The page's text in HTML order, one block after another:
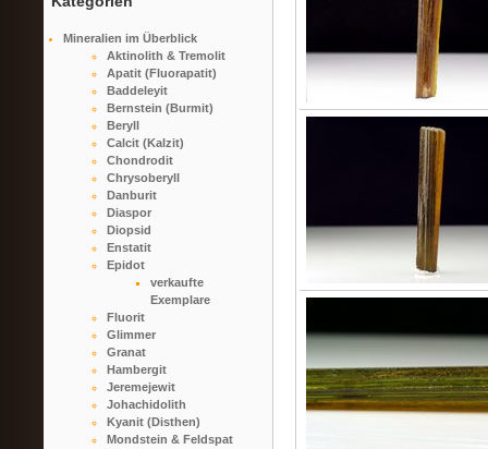
Mineralien im Überblick
Aktinolith & Tremolit
Apatit (Fluorapatit)
Baddeleyit
Bernstein (Burmit)
Beryll
Calcit (Kalzit)
Chondrodit
Chrysoberyll
Danburit
Diaspor
Diopsid
Enstatit
Epidot
verkaufte
Exemplare
Fluorit
Glimmer
Granat
Hambergit
Jeremejewit
Johachidolith
Kyanit (Disthen)
Mondstein & Feldspat